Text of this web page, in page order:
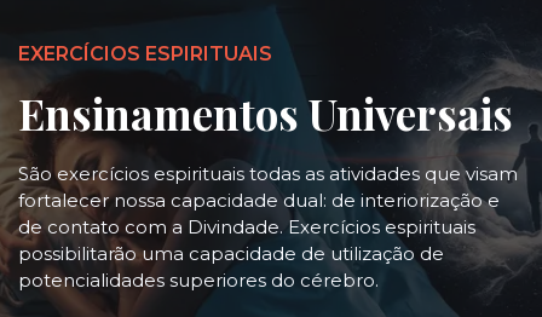
EXERCÍCIOS ESPIRITUAIS
Ensinamentos Universais
São exercícios espirituais todas as atividades que visam
fortalecer nossa capacidade dual: de interiorização e
de contato com a Divindade. Exercícios espirituais
possibilitarão uma capacidade de utilização de
potencialidades superiores do cérebro.